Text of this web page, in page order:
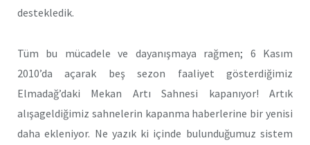
destekledik.
Tüm bu mücadele ve dayanışmaya rağmen; 6 Kasım
2010’da açarak beş sezon faaliyet gösterdiğimiz
Elmadağ’daki Mekan Artı Sahnesi kapanıyor! Artık
alışageldiğimiz sahnelerin kapanma haberlerine bir yenisi
daha ekleniyor. Ne yazık ki içinde bulunduğumuz sistem